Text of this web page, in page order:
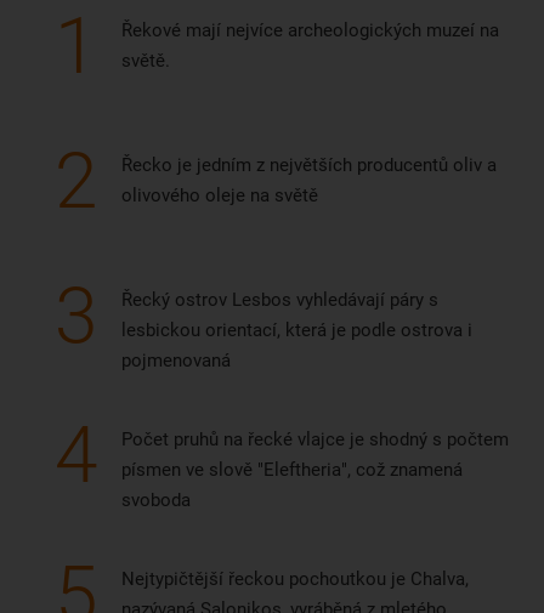
1
Řekové mají nejvíce archeologických muzeí na
světě.
2
Řecko je jedním z největších producentů oliv a
olivového oleje na světě
3
Řecký ostrov Lesbos vyhledávají páry s
lesbickou orientací, která je podle ostrova i
pojmenovaná
4
Počet pruhů na řecké vlajce je shodný s počtem
písmen ve slově "Eleftheria", což znamená
svoboda
Nejtypičtější řeckou pochoutkou je Chalva,